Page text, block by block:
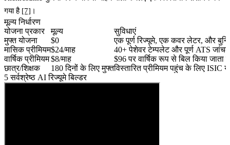
गया है [7] ।
मूल्य निर्धारण
योजना प्रकार
मूल्य
सुविधाएं
मुफ्त योजना
$0
एक पूर्ण रिज्यूमे, एक कवर लेटर, और
मासिक प्रीमियम$24/माह
40+ पेशेवर टेम्पलेट और पूर्ण ATS
वार्षिक प्रीमियम$8/माह
$96 पर वार्षिक रूप से बिल किया जाता
छात्र/शिक्षक
180 दिनों के लिए मुफ्तविस्तारित प्रीमियम पहुंच के लिए
5 सर्वश्रेष्ठ AI रिज्यूमे बिल्डर